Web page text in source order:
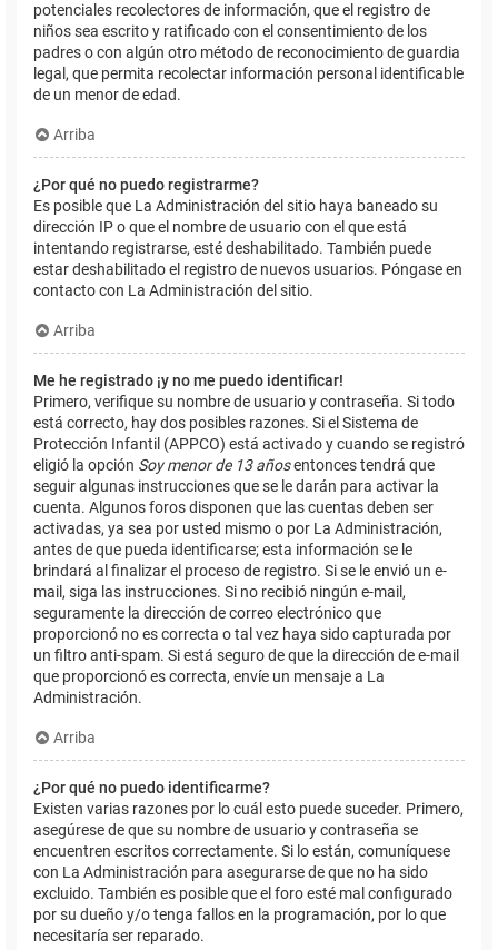
potenciales recolectores de información, que el registro de
niños sea escrito y ratificado con el consentimiento de los
padres o con algún otro método de reconocimiento de guardia
legal, que permita recolectar información personal identificable
de un menor de edad.
Arriba
¿Por qué no puedo registrarme?
Es posible que La Administración del sitio haya baneado su
dirección IP o que el nombre de usuario con el que está
intentando registrarse, esté deshabilitado. También puede
estar deshabilitado el registro de nuevos usuarios. Póngase en
contacto con La Administración del sitio.
Arriba
Me he registrado ¡y no me puedo identificar!
Primero, verifique su nombre de usuario y contraseña. Si todo
está correcto, hay dos posibles razones. Si el Sistema de
Protección Infantil (APPCO) está activado y cuando se registró
eligió la opción Soy menor de 13 añosentonces tendrá que
seguir algunas instrucciones que se le darán para activar la
cuenta. Algunos foros disponen que las cuentas deben ser
activadas, ya sea por usted mismo o por La Administración,
antes de que pueda identificarse; esta información se le
brindará al finalizar el proceso de registro. Si se le envió un e-
mail, siga las instrucciones. Si no recibió ningún e-mail,
seguramente la dirección de correo electrónico que
proporcionó no es correcta o tal vez haya sido capturada por
un filtro anti-spam. Si está seguro de que la dirección de e-mail
que proporcionó es correcta, envíe un mensaje a La
Administración.
Arriba
¿Por qué no puedo identificarme?
Existen varias razones por lo cuál esto puede suceder. Primero,
asegúrese de que su nombre de usuario y contraseña se
encuentren escritos correctamente. Si lo están, comuníquese
con La Administración para asegurarse de que no ha sido
excluido. También es posible que el foro esté mal configurado
por su dueño y/o tenga fallos en la programación, por lo que
necesitaría ser reparado.